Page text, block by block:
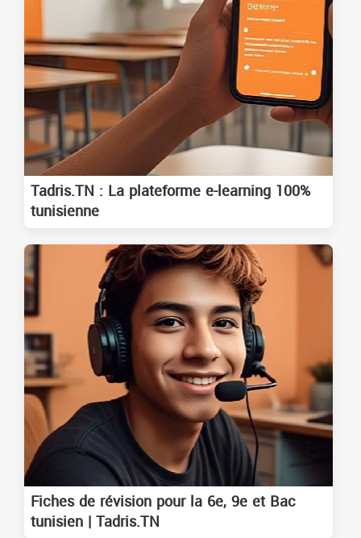
Tadris.TN : La plateforme e-learning 100%
tunisienne
Fiches de révision pour la 6e, 9e et Bac
tunisien | Tadris.TN